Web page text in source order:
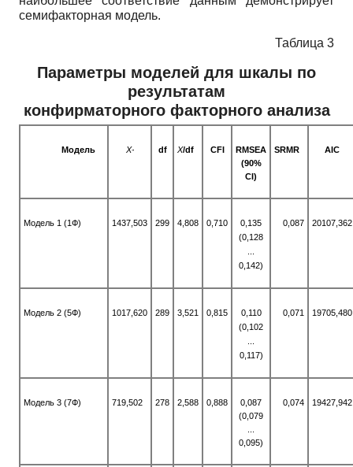
семифакторная модель.
Таблица 3
Параметры моделей для шкалы по
результатам
конфирматорного факторного анализа
Модель X" df X/df CFI
RMSEA
(90%
CI)
SRMR AIC
Модель 1 (1Ф) 1437,503 299 4,808 0,710
0,135
(0,128
0,142)
0,087 20107,362
Модель 2 (5Ф) 1017,620 289 3,521 0,815
0,110
(0,102
0,117)
0,071 19705,480
Модель 3 (7Ф) 719,502 278 2,588 0,888
0,087
(0,079
0,095)
0,074 19427,942